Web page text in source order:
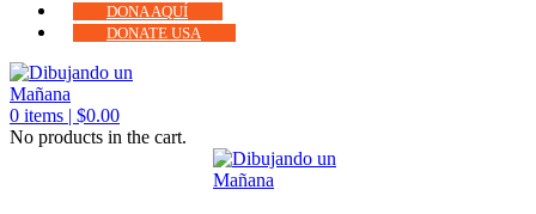
DONA AQUÍ
DONATE USA
0 items | $0.00
No products in the cart.